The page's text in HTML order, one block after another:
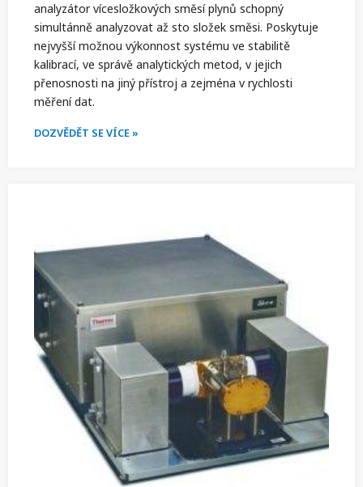
analyzátor vícesložkových směsí plynů schopný
simultánně analyzovat až sto složek směsi. Poskytuje
nejvyšší možnou výkonnost systému ve stabilitě
kalibrací, ve správě analytických metod, v jejich
přenosnosti na jiný přístroj a zejména v rychlosti
měření dat.
DOZVĚDĚT SE VÍCE »